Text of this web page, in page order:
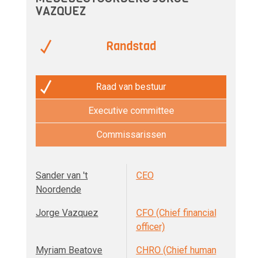
VAZQUEZ
Randstad
Raad van bestuur
Executive committee
Commissarissen
Sander van 't
Noordende
CEO
Jorge Vazquez
CFO (Chief financial
officer)
Myriam Beatove
CHRO (Chief human